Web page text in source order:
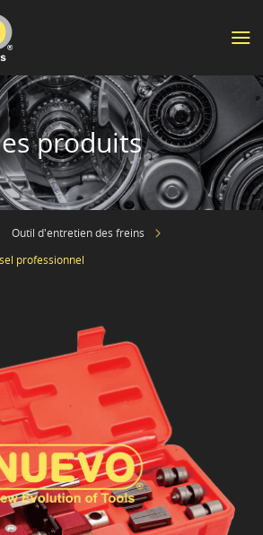
produits
Outil d'entretien des freins
professionnel